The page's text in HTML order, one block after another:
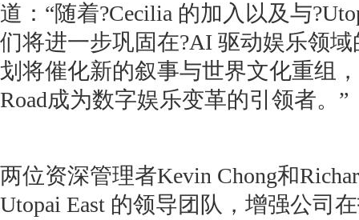
道：“随着?Cecilia 的加入以及与
们将进一步巩固在?AI 驱动娱乐领
划将催化新的叙事与世界文化重组，
Road成为数字娱乐变革的引领者。”
两位资深管理者Kevin Chong和
Utopai East 的领导团队，增强公司